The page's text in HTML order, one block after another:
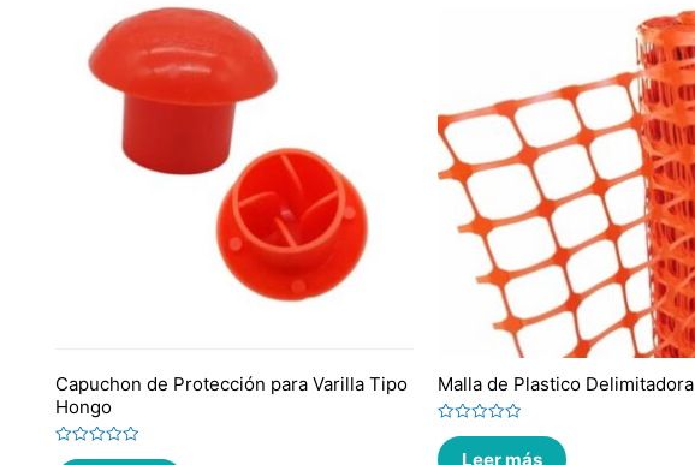
Capuchon de Protección para Varilla Tipo
Hongo
Valorado
Malla de Plastico Delimitadora
Valorado
en
Leer más